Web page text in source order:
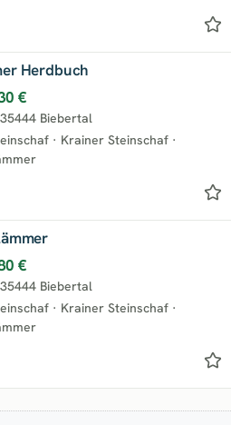
Herdbuch
€
· Krainer Steinschaf ·
35444 Biebertal
€
· Krainer Steinschaf ·
35444 Biebertal